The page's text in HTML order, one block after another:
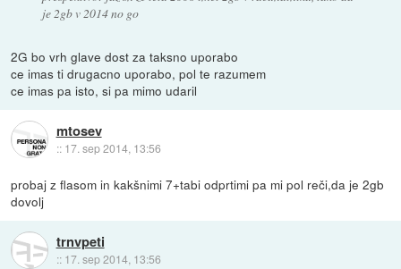
je 2gb v 2014 no go
2G bo vrh glave dost za taksno uporabo
ce imas ti drugacno uporabo, pol te razumem
ce imas pa isto, si pa mimo udaril
mtosev
:: 17. sep 2014, 13:56
probaj z flasom in kakšnimi 7+tabi odprtimi pa mi pol reči,da je 2gb
dovolj
trnvpeti
:: 17. sep 2014, 13:56